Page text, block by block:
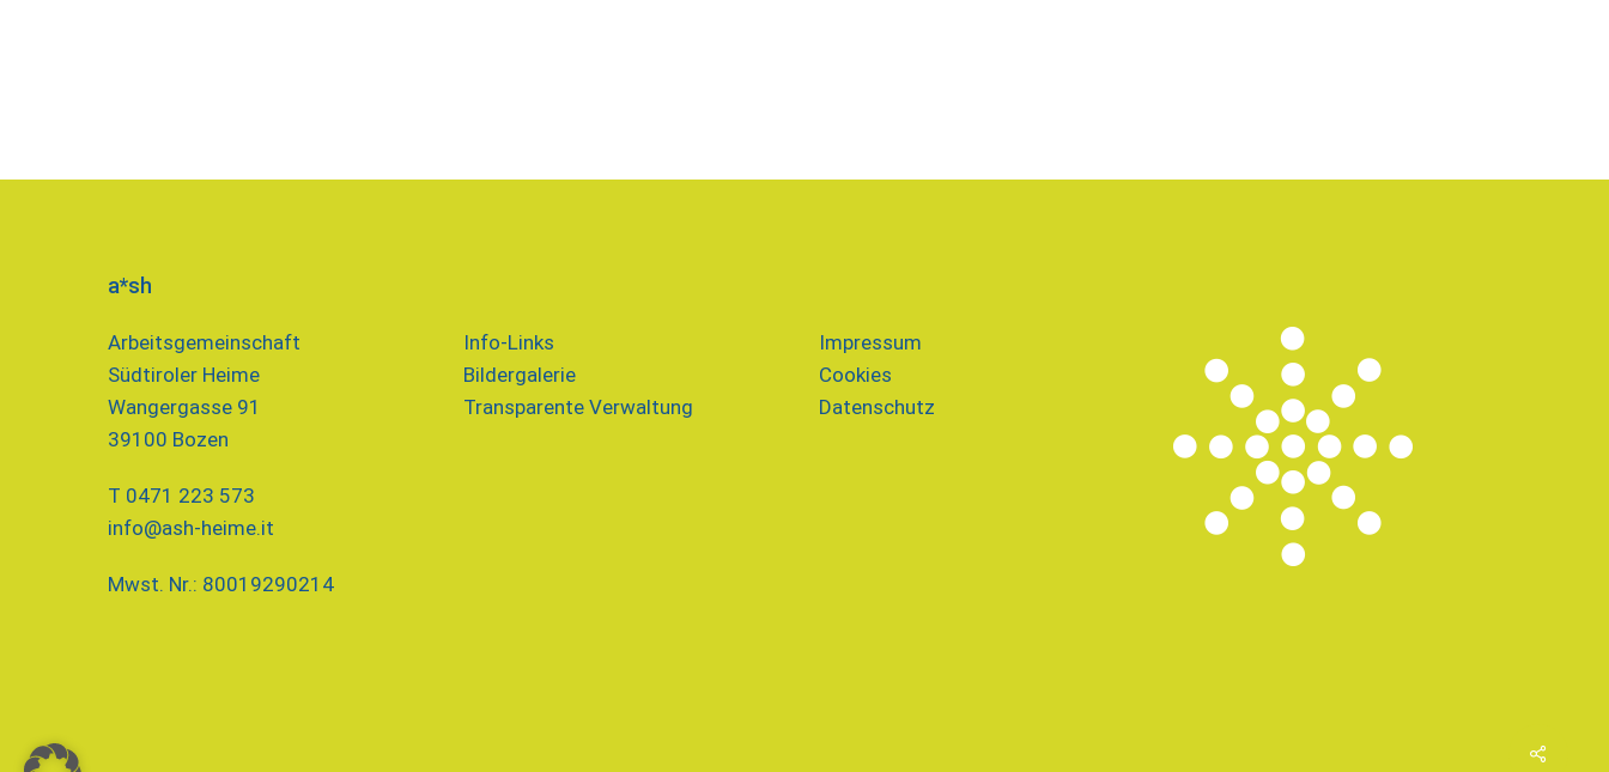
Share
a*sh
Arbeitsgemeinschaft
Südtiroler Heime
Wangergasse 91
39100 Bozen
T 0471 223 573
info@ash-heime.it
Mwst. Nr.: 80019290214
Info-Links
Bildergalerie
Transparente Verwaltung
Impressum
Cookies
Datenschutz